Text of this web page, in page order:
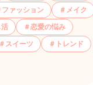
ファッション メイク
恋愛の悩み
スイーツ トレンド